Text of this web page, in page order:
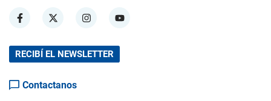
RECIBÍ EL NEWSLETTER
Contactanos